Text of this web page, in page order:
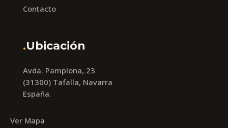
Contacto
.Ubicación
Avda. Pamplona, 23
(31300) Tafalla, Navarra
España.
Ver Mapa